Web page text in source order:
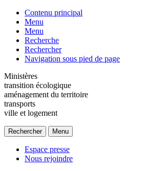
Contenu principal
Menu
Menu
Recherche
Rechercher
Navigation sous pied de page
Ministères
transition écologique
aménagement du territoire
transports
ville et logement
Rechercher Menu
Espace presse
Nous rejoindre